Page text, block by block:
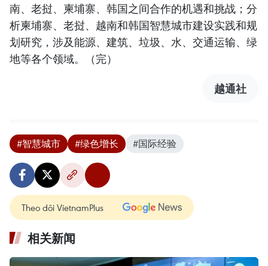
南、老挝、柬埔寨、韩国之间合作的机遇和挑战；分
析柬埔寨、老挝、越南和韩国智慧城市建设实践和规
划研究，涉及能源、建筑、垃圾、水、交通运输、绿
地等各个领域。（完）
越通社
#智慧城市 #绿色增长 #国际经验
Theo dõi VietnamPlus
相关新闻